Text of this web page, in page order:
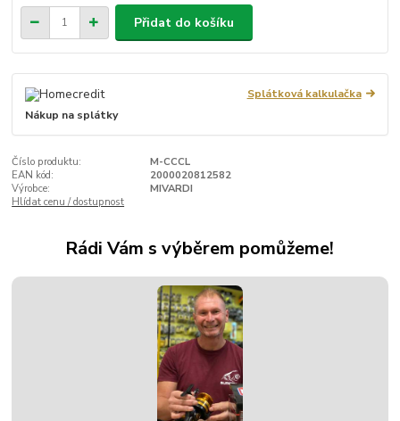
Přidat do košíku
Splátková kalkulačka
Nákup na splátky
Číslo produktu:
M-CCCL
EAN kód:
2000020812582
Výrobce:
MIVARDI
Hlídat cenu / dostupnost
Rádi Vám s výběrem pomůžeme!